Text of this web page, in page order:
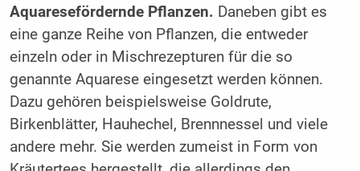
Aquaresefördernde Pflanzen. Daneben gibt es
eine ganze Reihe von Pflanzen, die entweder
einzeln oder in Mischrezepturen für die so
genannte Aquarese eingesetzt werden können.
Dazu gehören beispielsweise Goldrute,
Birkenblätter, Hauhechel, Brennnessel und viele
andere mehr. Sie werden zumeist in Form von